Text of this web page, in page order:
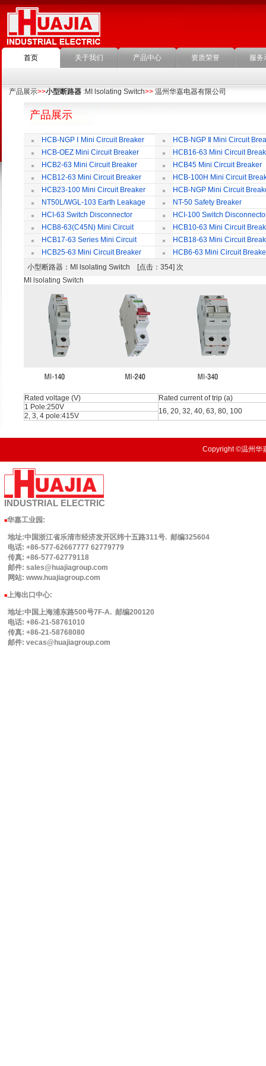
首页 关于我们 产品中心 资质荣誉 服务
产品展示>>小型断路器 :MI lsolating Switch>> 温州华嘉电器有限公司
产品展示
HCB-NGP Ⅰ Mini Circuit Breaker
HCB-NGP Ⅱ Mini Circuit
HCB-OEZ Mini Circuit Breaker
HCB16-63 Mini Circuit
HCB2-63 Mini Circuit Breaker
HCB45 Mini Circuit Breaker
HCB12-63 Mini Circuit Breaker
HCB-100H Mini Circuit
HCB23-100 Mini Circuit Breaker
HCB-NGP Mini Circuit
NT50L/WGL-103 Earth Leakage
Circuit Breaker
NT-50 Safety Breaker
HCI-63 Switch Disconnector
HCI-100 Switch
HCB8-63(C45N) Mini Circuit
Breaker
HCB10-63 Mini Circuit
HCB17-63 Series Mini Circuit
Breaker
HCB18-63 Mini Circuit
HCB25-63 Mini Circuit Breaker
HCB6-63 Mini Circuit
小型断路器 ：MI lsolating Switch [点击：354] 次
MI lsolating Switch
Rated voltage (V)
Rated current of trip (a)
1 Pole:250V
16, 20, 32, 40, 63, 80, 100
2, 3, 4 pole:415V
Copyright ©温州华
INDUSTRIAL ELECTRIC
■华嘉工业园 :
地址:中国浙江省乐清市经济发开区纬十五路311号. 邮编325604
电话: +86-577-62667777 62779779
传真: +86-577-62779118
邮件: sales@huajiagroup.com
网站: www.huajiagroup.com
■上海出口中心:
地址:中国上海浦东路500号7F-A. 邮编200120
电话: +86-21-58761010
传真: +86-21-58768080
邮件: vecas@huajiagroup.com